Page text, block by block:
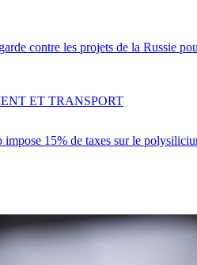
contre les projets de la Russie
impose 15% de taxes sur le
ET TRANSPORT